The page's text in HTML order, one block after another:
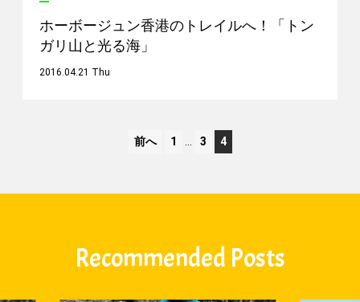
ホーボージュン香港のトレイルへ！「トン
ガリ山と光る海」
2016.04.21 Thu
前へ 1 3 4
Recommended Posts